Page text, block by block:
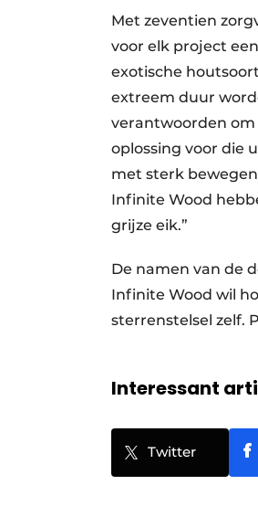
Met zeventien
voor elk project
exotische
extreem duur
verantwoorden om
oplossing voor die
met sterk
Infinite Wood
grijze eik.”
De namen van de
Infinite Wood wil
sterrenstelsel zelf.
Interessant
Twitter